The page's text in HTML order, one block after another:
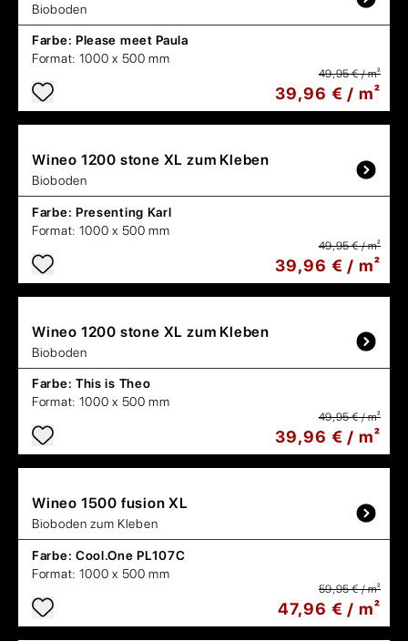
Bioboden
Farbe: Please meet Paula
Format: 1000 x 500 mm
49,95 € / m²
39,96 € / m²
Wineo 1200 stone XL zum Kleben
Bioboden
Farbe: Presenting Karl
Format: 1000 x 500 mm
49,95 € / m²
39,96 € / m²
Wineo 1200 stone XL zum Kleben
Bioboden
Farbe: This is Theo
Format: 1000 x 500 mm
49,95 € / m²
39,96 € / m²
Wineo 1500 fusion XL
Bioboden zum Kleben
Farbe: Cool.One PL107C
Format: 1000 x 500 mm
59,95 € / m²
47,96 € / m²